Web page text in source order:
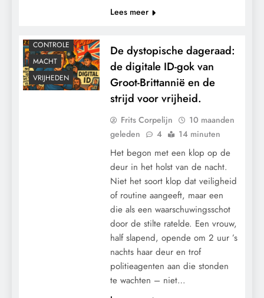
Lees meer
CONTROLE
MACHT
VRIJHEDEN
De dystopische dageraad:
de digitale ID-gok van
Groot-Brittannië en de
strijd voor vrijheid.
Frits Corpelijn
10 maanden
geleden
4 14 minuten
Het begon met een klop op de
deur in het holst van de nacht.
Niet het soort klop dat veiligheid
of routine aangeeft, maar een
die als een waarschuwingsschot
door de stilte ratelde. Een vrouw,
half slapend, opende om 2 uur ’s
nachts haar deur en trof
politieagenten aan die stonden
te wachten – niet…